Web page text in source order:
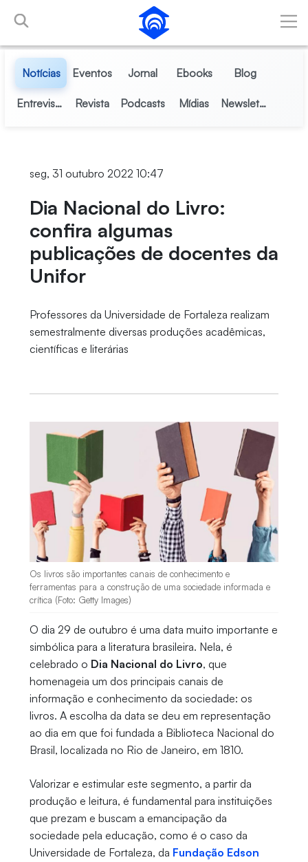
Pular para o Conteúdo principal
Notícias Eventos Jornal Ebooks Blog
Entrevistas Revista Podcasts Mídias Newsletter
seg, 31 outubro 2022 10:47
Dia Nacional do Livro:
confira algumas
publicações de docentes da
Unifor
Professores da Universidade de Fortaleza realizam
semestralmente diversas produções acadêmicas,
científicas e literárias
Os livros são importantes canais de conhecimento e
ferramentas para a construção de uma sociedade informada e
crítica (Foto: Getty Images)
O dia 29 de outubro é uma data muito importante e
simbólica para a literatura brasileira. Nela, é
celebrado o Dia Nacional do Livro, que
homenageia um dos principais canais de
informação e conhecimento da sociedade: os
livros. A escolha da data se deu em representação
ao dia em que foi fundada a Biblioteca Nacional do
Brasil, localizada no Rio de Janeiro, em 1810.
Valorizar e estimular este segmento, a partir da
produção e leitura, é fundamental para instituições
que prezam e buscam a emancipação da
sociedade pela educação, como é o caso da
Universidade de Fortaleza, da Fundação Edson